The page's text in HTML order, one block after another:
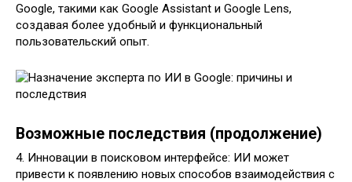
Google, такими как Google Assistant и Google Lens,
создавая более удобный и функциональный
пользовательский опыт.
Возможные последствия (продолжение)
4. Инновации в поисковом интерфейсе: ИИ может
привести к появлению новых способов взаимодействия с